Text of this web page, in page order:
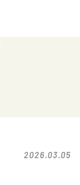
2026.03.05